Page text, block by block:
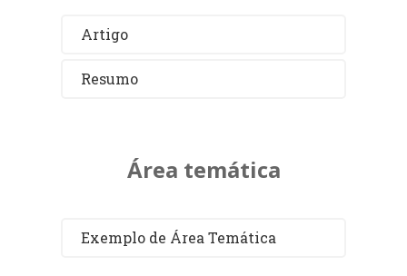
Artigo
Resumo
Área temática
Exemplo de Área Temática